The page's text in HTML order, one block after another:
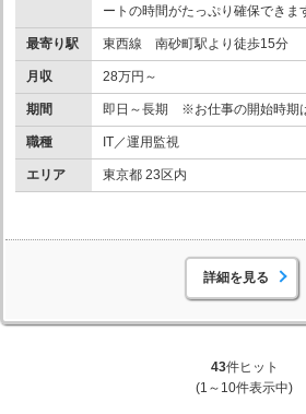
ートの時間がたっぷり確保できま
最寄り駅 東西線 南砂町駅より徒歩15分
月収 28万円～
期間 即日～長期 ※お仕事の開始時期
職種 IT／運用監視
エリア 東京都 23区内
詳細を見る
43件ヒット
(1～10件表示中)